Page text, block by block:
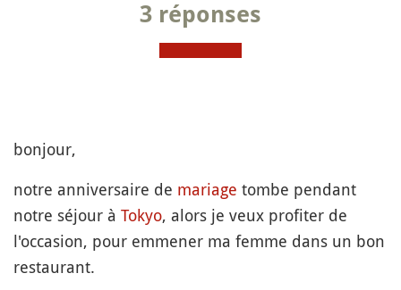
3 réponses
bonjour,
notre anniversaire de mariage tombe pendant
notre séjour à Tokyo, alors je veux profiter de
l'occasion, pour emmener ma femme dans un bon
restaurant.